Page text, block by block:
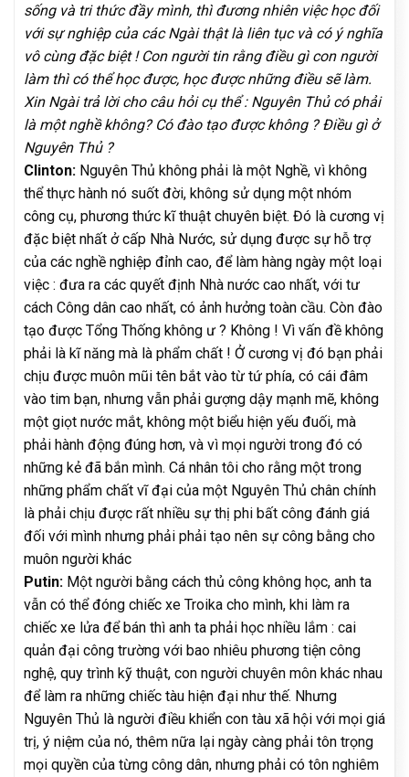
sống và tri thức đầy mình, thì đương nhiên việc học đối
với sự nghiệp của các Ngài thật là liên tục và có ý nghĩa
vô cùng đặc biệt ! Con người tin rằng điều gì con người
làm thì có thể học được, học được những điều sẽ làm.
Xin Ngài trả lời cho câu hỏi cụ thể : Nguyên Thủ có phải
là một nghề không? Có đào tạo được không ? Điều gì ở
Nguyên Thủ ?
Clinton: Nguyên Thủ không phải là một Nghề, vì không
thể thực hành nó suốt đời, không sử dụng một nhóm
công cụ, phương thức kĩ thuật chuyên biệt. Đó là cương vị
đặc biệt nhất ở cấp Nhà Nước, sử dụng được sự hỗ trợ
của các nghề nghiệp đỉnh cao, để làm hàng ngày một loại
việc : đưa ra các quyết định Nhà nước cao nhất, với tư
cách Công dân cao nhất, có ảnh hưởng toàn cầu. Còn đào
tạo được Tổng Thống không ư ? Không ! Vì vấn đề không
phải là kĩ năng mà là phẩm chất ! Ở cương vị đó bạn phải
chịu được muôn mũi tên bắt vào từ tứ phía, có cái đâm
vào tim bạn, nhưng vẫn phải gượng dậy mạnh mẽ, không
một giọt nước mắt, không một biểu hiện yếu đuối, mà
phải hành động đúng hơn, và vì mọi người trong đó có
những kẻ đã bắn mình. Cá nhân tôi cho rằng một trong
những phẩm chất vĩ đại của một Nguyên Thủ chân chính
là phải chịu được rất nhiều sự thị phi bất công đánh giá
đối với mình nhưng phải phải tạo nên sự công bằng cho
muôn người khác
Putin: Một người bằng cách thủ công không học, anh ta
vẫn có thể đóng chiếc xe Troika cho mình, khi làm ra
chiếc xe lửa để bán thì anh ta phải học nhiều lắm : cai
quản đại công trường với bao nhiêu phương tiện công
nghệ, quy trình kỹ thuật, con người chuyên môn khác nhau
để làm ra những chiếc tàu hiện đại như thế. Nhưng
Nguyên Thủ là người điều khiển con tàu xã hội với mọi giá
trị, ý niệm của nó, thêm nữa lại ngày càng phải tôn trọng
mọi quyền của từng công dân, nhưng phải có tôn nghiêm